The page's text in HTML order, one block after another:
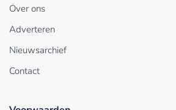
Over ons
Adverteren
Nieuwsarchief
Contact